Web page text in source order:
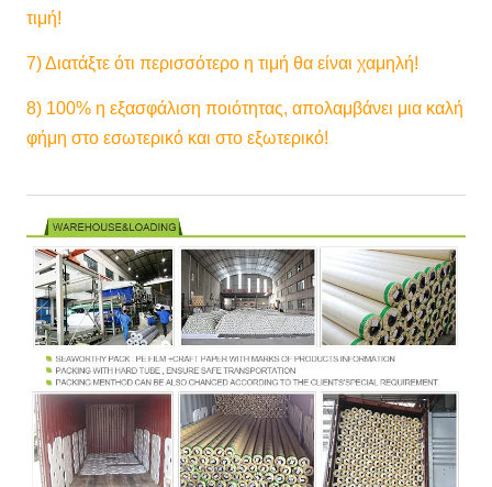
τιμή!
7) Διατάξτε ότι περισσότερο η τιμή θα είναι χαμηλή!
8) 100% η εξασφάλιση ποιότητας, απολαμβάνει μια καλή
φήμη στο εσωτερικό και στο εξωτερικό!